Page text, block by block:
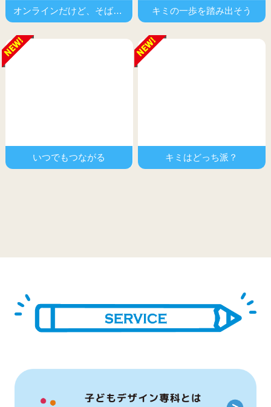
オンラインだけど、そばにいる。 キミの一歩を踏み出そう
いつでもつながる キミはどっち派？